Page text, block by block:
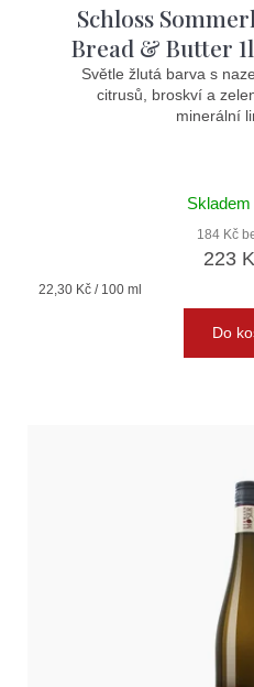
Schloss
Bread & Butter
Světle žlutá barva s
citrusů, broskví a
minerální
Skladem
184 Kč
223
Měrná
22,30 Kč / 100 ml
Do